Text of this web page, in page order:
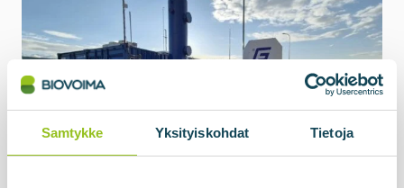
Samtykke Yksityiskohdat Tietoja